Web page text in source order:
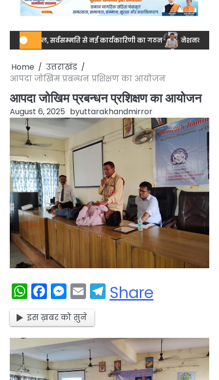
सर्वसम्मति से नई कार्यकारिणी का गठन नेशनल स्तर पर ड्रग आयुक्त
Home
उत्तराखंड
आपदा जोखिम प्रबन्धन प्रशिक्षण का आयोजन
आपदा जोखिम प्रबन्धन प्रशिक्षण का आयोजन
August 6, 2025 byuttarakhandmirror
WhatsApp
Facebook
Messenger
EmailTelegram
Share
इस ख़बर को सुने